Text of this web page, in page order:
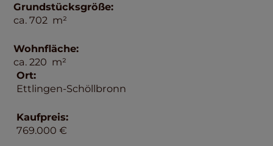
Grundstücksgröße:
ca.702 m²
Wohnfläche:
ca.220 m²
Ort:
Ettlingen-Schöllbronn
Kaufpreis:
769.000 €